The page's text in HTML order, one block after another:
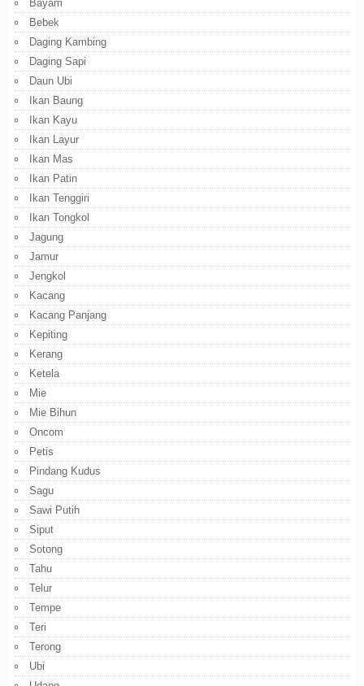
Bayam
Bebek
Daging Kambing
Daging Sapi
Daun Ubi
Ikan Baung
Ikan Kayu
Ikan Layur
Ikan Mas
Ikan Patin
Ikan Tenggiri
Ikan Tongkol
Jagung
Jamur
Jengkol
Kacang
Kacang Panjang
Kepiting
Kerang
Ketela
Mie
Mie Bihun
Oncom
Petis
Pindang Kudus
Sagu
Sawi Putih
Siput
Sotong
Tahu
Telur
Tempe
Teri
Terong
Ubi